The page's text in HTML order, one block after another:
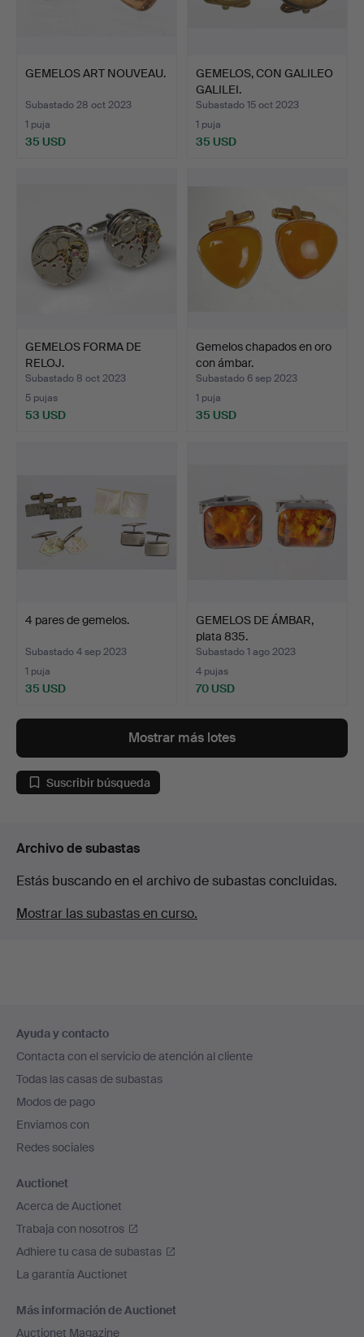
GEMELOS ART NOUVEAU.
Subastado 28 oct 2023
1 puja
35 USD
GEMELOS, CON GALILEO
GALILEI.
Subastado 15 oct 2023
1 puja
35 USD
GEMELOS FORMA DE
RELOJ.
Subastado 8 oct 2023
5 pujas
53 USD
Gemelos chapados en oro
con ámbar.
Subastado 6 sep 2023
1 puja
35 USD
4 pares de gemelos.
Subastado 4 sep 2023
1 puja
35 USD
GEMELOS DE ÁMBAR,
plata 835.
Subastado 1 ago 2023
4 pujas
70 USD
Mostrar más lotes
Suscribir búsqueda
Archivo de subastas
Estás buscando en el archivo de subastas concluidas.
Mostrar las subastas en curso.
en
el
pie
de
página
Ayuda y contacto
Contacta con el servicio de atención al cliente
Todas las casas de subastas
Modos de pago
Enviamos con
Redes sociales
Auctionet
Acerca de Auctionet
Trabaja con nosotros
Adhiere tu casa de subastas
La garantía Auctionet
Más información de Auctionet
Auctionet Magazine